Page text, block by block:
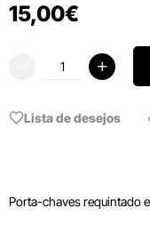
15,00€
Lista de desejos
Porta-chaves requintado